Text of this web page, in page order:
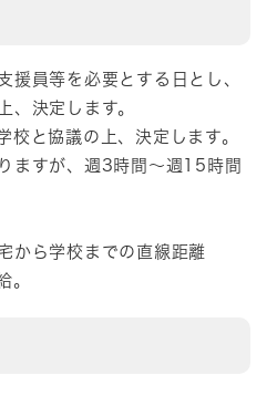
援員等を必要とする日とし、
、決定します。
校と協議の上、決定します。
ますが、週3時間～週15時間
から学校までの直線距離
。